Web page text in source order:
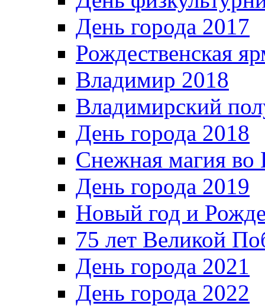
День города 2017
Рождественская
Владимир 2018
Владимирский
День города 2018
Снежная магия во
День города 2019
Новый год и
75 лет Великой
День города 2021
День города 2022